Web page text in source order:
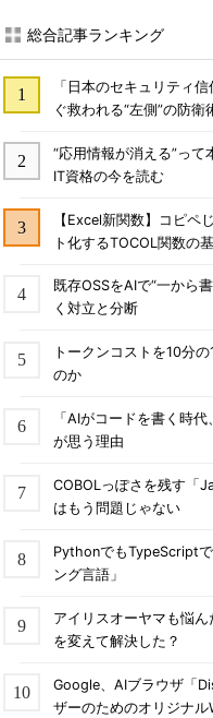
総合記事ランキング
「日本のセキュリティ
ぐ救われる“左側”の防衛
“応用情報が消える”っ
IT資格の今を読む
【Excel新関数】コピ
ト化するTOCOL関数の
既存OSSをAIで“一から
く対立と分断
トークンコストを10分
のか
「AIがコードを書く時
が思う理由
COBOLっぽさを残す「
はもう問題じゃない
PythonでもTypeScript
ング言語」
アイリスオーヤマも悩
を変えて解決した？
Google、AIブラウザ「
ザーのためのオリジナ